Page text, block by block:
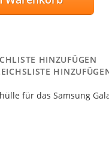
HINZUFÜGEN
für das Samsung